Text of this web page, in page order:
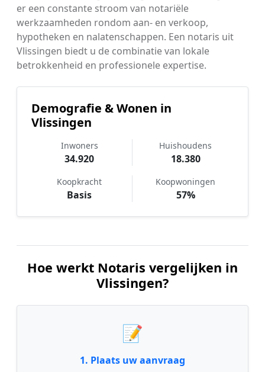
er een constante stroom van notariële
werkzaamheden rondom aan- en verkoop,
hypotheken en nalatenschappen. Een notaris uit
Vlissingen biedt u de combinatie van lokale
betrokkenheid en professionele expertise.
Demografie & Wonen in
Vlissingen
Inwoners
34.920
Huishoudens
18.380
Koopkracht
Basis
Koopwoningen
57%
Hoe werkt Notaris vergelijken in
Vlissingen?
📝
1. Plaats uw aanvraag